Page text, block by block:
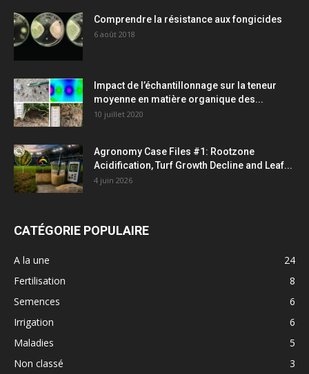
Comprendre la résistance aux fongicides
6 août 2018
Impact de l’échantillonnage sur la teneur
moyenne en matière organique des...
10 juillet 2020
Agronomy Case Files #1: Rootzone
Acidification, Turf Growth Decline and Leaf...
4 juin 2026
CATÉGORIE POPULAIRE
A la une
24
Fertilisation
8
Semences
6
Irrigation
6
Maladies
5
Non classé
3